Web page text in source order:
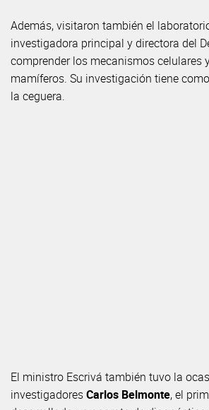
Además, visitaron también el
investigadora principal y directora del
comprender los mecanismos
mamíferos. Su investigación tiene
la ceguera.
El ministro Escrivá también tuvo la
investigadoresCarlos Belmonte, el